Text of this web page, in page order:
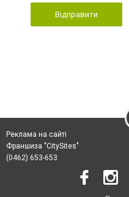
Відправити
Реклама на сайті
Франшиза "CitySites"
(0462) 653-653